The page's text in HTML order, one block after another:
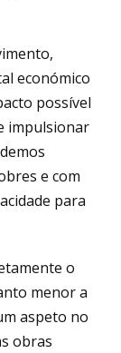
económico
possível
impulsionar
e com
para
o
menor a
aspeto no
obras